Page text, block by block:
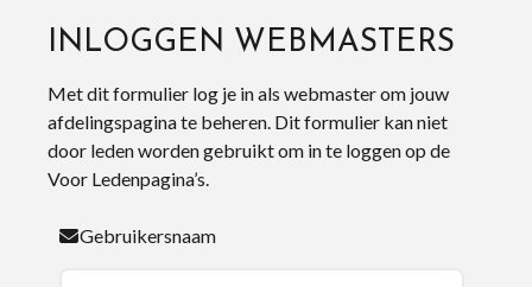
INLOGGEN WEBMASTERS
Met dit formulier log je in als webmaster om jouw
afdelingspagina te beheren. Dit formulier kan niet
door leden worden gebruikt om in te loggen op de
Voor Ledenpagina’s.
Gebruikersnaam